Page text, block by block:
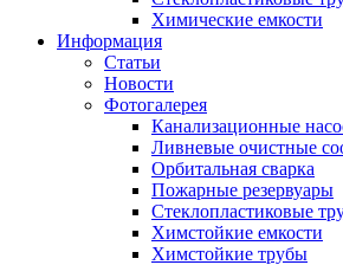
Химические емкости
Информация
Статьи
Новости
Фотогалерея
Канализационные
Ливневые очистные
Орбитальная сварка
Пожарные резервуары
Стеклопластиковые
Химстойкие емкости
Химстойкие трубы